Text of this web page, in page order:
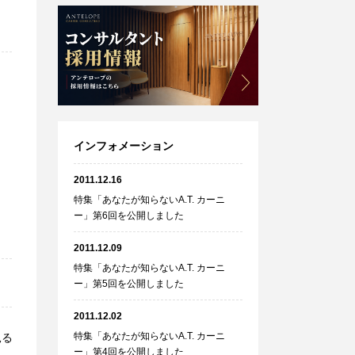
インフォメーション
2011.12.16
特集「あなたが知らないA.T. カーニ
ー」第6回を公開しました
2011.12.09
特集「あなたが知らないA.T. カーニ
ー」第5回を公開しました
2011.12.02
特集「あなたが知らないA.T. カーニ
ー」第4回を公開しました